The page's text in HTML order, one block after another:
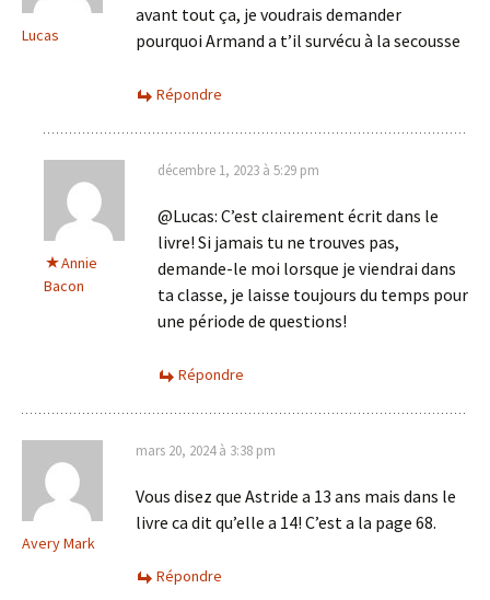
Lucas
avant tout ça, je voudrais demander
pourquoi Armand a t’il survécu à la secousse
Répondre
Annie
Bacon
décembre 1, 2023 à 5:29 pm
@Lucas: C’est clairement écrit dans le
livre! Si jamais tu ne trouves pas,
demande-le moi lorsque je viendrai dans
ta classe, je laisse toujours du temps pour
une période de questions!
Répondre
Avery Mark
mars 20, 2024 à 3:38 pm
Vous disez que Astride a 13 ans mais dans le
livre ca dit qu’elle a 14! C’est a la page 68.
Répondre